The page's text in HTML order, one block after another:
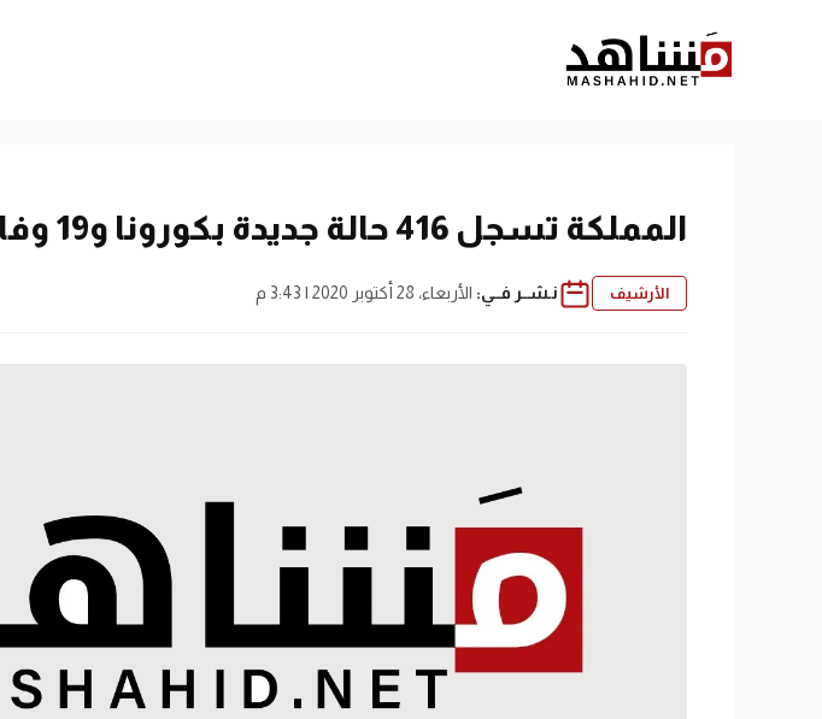
المملكة تسجل 416 حالة جديدة بكورونا و19 وفاة
الأرشيف نـشــر فــي: الأربعاء، 28 أكتوبر 2020 | 3:43 م